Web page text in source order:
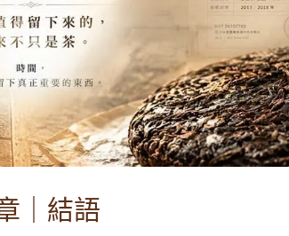
｜結語